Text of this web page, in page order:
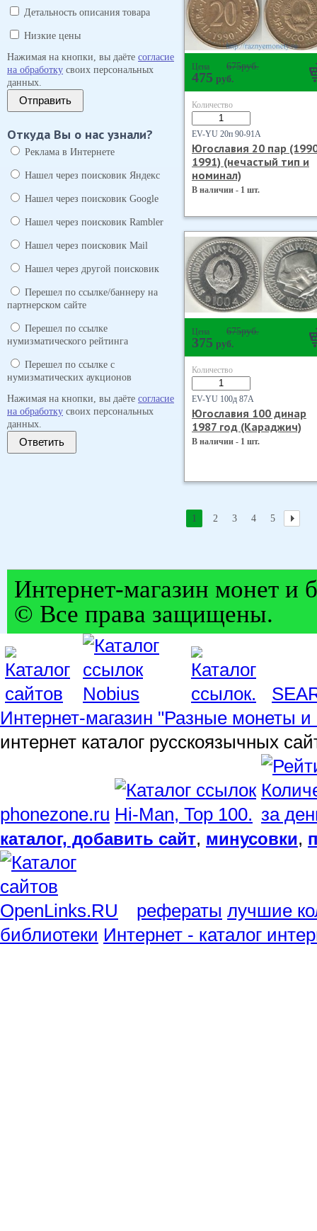
Детальность описания товара
Низкие цены
Нажимая на кнопки, вы даёте согласие
на обработку своих персональных
данных.
Отправить
Откуда Вы о нас узнали?
Реклама в Интернете
Нашел через поисковик Яндекс
Нашел через поисковик Google
Нашел через поисковик Rambler
Нашел через поисковик Mail
Нашел через другой поисковик
Перешел по ссылке/баннеру на
партнерском сайте
Перешел по ссылке
нумизматического рейтинга
Перешел по ссылке с
нумизматических аукционов
Нажимая на кнопки, вы даёте согласие
на обработку своих персональных
данных.
Ответить
Цена 675руб.
475 руб.
Количество
EV-YU 20п 90-91А
Югославия 20 пар
1991) (нечастый тип и
номинал)
В наличии - 1 шт.
Цена 675руб.
375 руб.
Количество
EV-YU 100д 87А
Югославия 100 динар
1987 год (Караджич)
В наличии - 1 шт.
1 2 3 4 5
Интернет-магазин монет и
© Все права защищены.
Интернет-магазин "Разные монеты и
интернет каталог русскоязычных
phonezone.ru
каталог, добавить сайт, минусовки,
рефераты лучшие
библиотеки Интернет - каталог